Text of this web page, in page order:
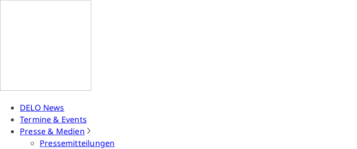
DELO News
Termine & Events
Presse & Medien
Pressemitteilungen